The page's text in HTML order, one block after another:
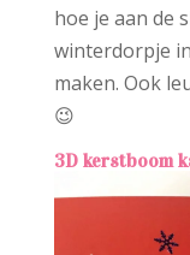
hoe je aan de
winterdorpje
maken. Ook
😉
3D kerstboom